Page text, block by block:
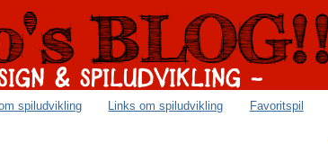
spiludvikling Links om spiludvikling Favoritspil